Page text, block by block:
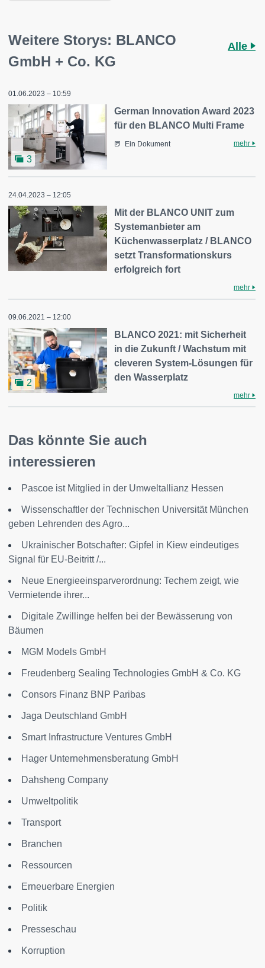
Weitere Storys: BLANCO
GmbH + Co. KG
Alle
01.06.2023 – 10:59
3
German Innovation Award 2023
für den BLANCO Multi Frame
Ein Dokument mehr
24.04.2023 – 12:05
Mit der BLANCO UNIT zum
Systemanbieter am
Küchenwasserplatz / BLANCO
setzt Transformationskurs
erfolgreich fort
mehr
09.06.2021 – 12:00
2
BLANCO 2021: mit Sicherheit
in die Zukunft / Wachstum mit
cleveren System-Lösungen für
den Wasserplatz
mehr
Das könnte Sie auch
interessieren
Pascoe ist Mitglied in der Umweltallianz Hessen
Wissenschaftler der Technischen Universität München
geben Lehrenden des Agro...
Ukrainischer Botschafter: Gipfel in Kiew eindeutiges
Signal für EU-Beitritt /...
Neue Energieeinsparverordnung: Techem zeigt, wie
Vermietende ihrer...
Digitale Zwillinge helfen bei der Bewässerung von
Bäumen
MGM Models GmbH
Freudenberg Sealing Technologies GmbH & Co. KG
Consors Finanz BNP Paribas
Jaga Deutschland GmbH
Smart Infrastructure Ventures GmbH
Hager Unternehmensberatung GmbH
Dahsheng Company
Umweltpolitik
Transport
Branchen
Ressourcen
Erneuerbare Energien
Politik
Presseschau
Korruption